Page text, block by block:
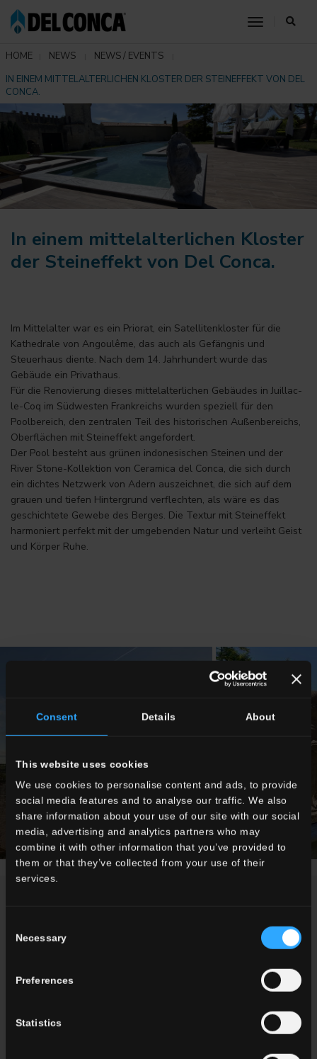
Consent Details About
This website uses cookies
We use cookies to personalise content and ads, to provide
social media features and to analyse our traffic. We also
share information about your use of our site with our social
media, advertising and analytics partners who may
combine it with other information that you’ve provided to
them or that they’ve collected from your use of their
services.
Selection
Necessary
Preferences
Statistics
toggle
HOME NEWS
NEWS / EVENTS
IN EINEM MITTELALTERLICHEN KLOSTER DER STEINEFFEKT VON DEL
CONCA.
In einem mittelalterlichen Kloster
der Steineffekt von Del Conca.
Im Mittelalter war es ein Priorat, ein Satellitenkloster für die
Kathedrale von Angoulême, das auch als Gefängnis und
Steuerhaus diente. Nach dem 14. Jahrhundert wurde das
Gebäude ein Privathaus.
Für die Renovierung dieses mittelalterlichen Gebäudes in Juillac-
le-Coq im Südwesten Frankreichs wurden speziell für den
Poolbereich, den zentralen Teil des historischen Außenbereichs,
Oberflächen mit Steineffekt angefordert.
Der Pool besteht aus grünen indonesischen Steinen und der
River Stone-Kollektion von Ceramica del Conca, die sich durch
ein dichtes Netzwerk von Adern auszeichnet, die sich auf dem
grauen und tiefen Hintergrund verflechten, als wäre es das
geschichtete Gewebe des Berges. Die Textur mit Steineffekt
harmoniert perfekt mit der umgebenden Natur und verleiht Geist
und Körper Ruhe.
NEWS / EVENTS